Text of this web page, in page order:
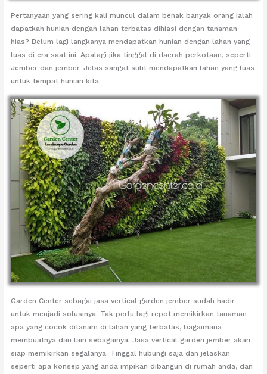
Pertanyaan yang sering kali muncul dalam benak banyak orang ialah
dapatkah hunian dengan lahan terbatas dihiasi dengan tanaman
hias? Belum lagi langkanya mendapatkan hunian dengan lahan yang
luas di era saat ini. Apalagi jika tinggal di daerah perkotaan, seperti
Jember dan jember. Jelas sangat sulit mendapatkan lahan yang luas
untuk tempat hunian kita.
Garden Center sebagai jasa vertical garden jember sudah hadir
untuk menjadi solusinya. Tak perlu lagi repot memikirkan tanaman
apa yang cocok ditanam di lahan yang terbatas, bagaimana
membuatnya dan lain sebagainya. Jasa vertical garden jember akan
siap memikirkan segalanya. Tinggal hubungi saja dan jelaskan
seperti apa konsep yang anda impikan dibangun di rumah anda, dan